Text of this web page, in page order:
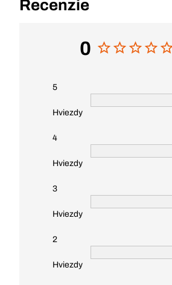
Recenzie
0
5
Hviezdy
4
Hviezdy
3
Hviezdy
2
Hviezdy